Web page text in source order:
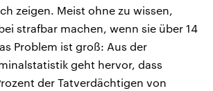
zeigen. Meist ohne zu wissen,
strafbar machen, wenn sie über 14
Problem ist groß: Aus der
geht hervor, dass
der Tatverdächtigen von